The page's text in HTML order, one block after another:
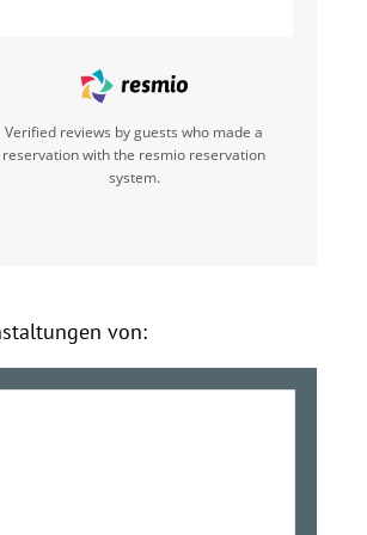
Verified reviews by guests who made a
reservation with the resmio reservation
system.
von: